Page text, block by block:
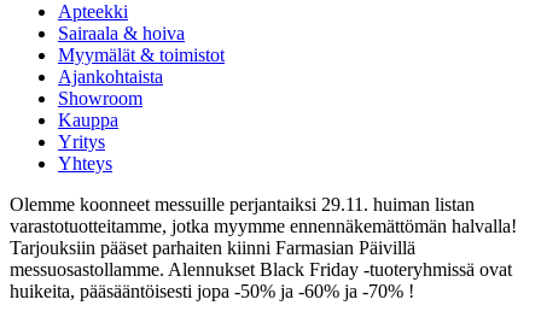
Apteekki
Sairaala & hoiva
Myymälät & toimistot
Ajankohtaista
Showroom
Kauppa
Yritys
Yhteys
Olemme koonneet messuille perjantaiksi 29.11. huiman listan
varastotuotteitamme, jotka myymme ennennäkemättömän halvalla!
Tarjouksiin pääset parhaiten kiinni Farmasian Päivillä
messuosastollamme. Alennukset Black Friday -tuoteryhmissä ovat
huikeita, pääsääntöisesti jopa -50% ja -60% ja -70% !